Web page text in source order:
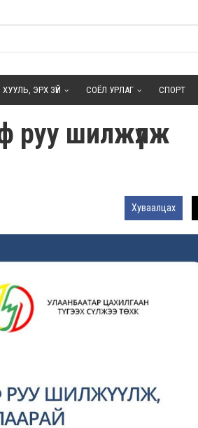
ХУУЛЬ, ЭРХ ЗҮЙ СОЁЛ УРЛАГ СПОРТ
руу шилжүүлж
Хуваалцах